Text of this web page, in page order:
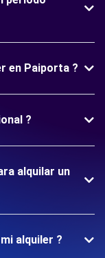
en Paiporta ?
?
alquilar un
alquiler ?